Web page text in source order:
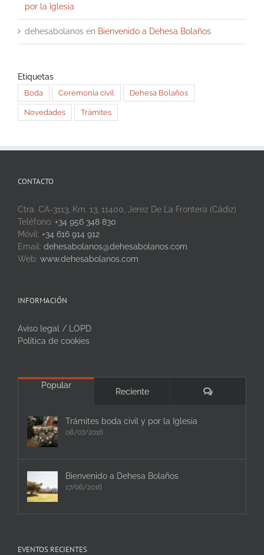
por la Iglesia
dehesabolanos en Bienvenido a Dehesa Bolaños
Etiquetas
Boda Ceremonia civil Dehesa Bolaños
Novedades Trámites
CONTACTO
Ctra. CA-3113, Km. 13, 11400, Jerez De La Frontera (Cádiz)
Teléfono: +34 956 348 830
Móvil: +34 616 914 912
Email: dehesabolanos@dehesabolanos.com
Web: www.dehesabolanos.com
INFORMACIÓN
Aviso legal / LOPD
Política de cookies
Popular
Reciente Comentarios
Trámites boda civil y por la Iglesia
08/07/2016
Bienvenido a Dehesa Bolaños
17/06/2016
EVENTOS RECIENTES